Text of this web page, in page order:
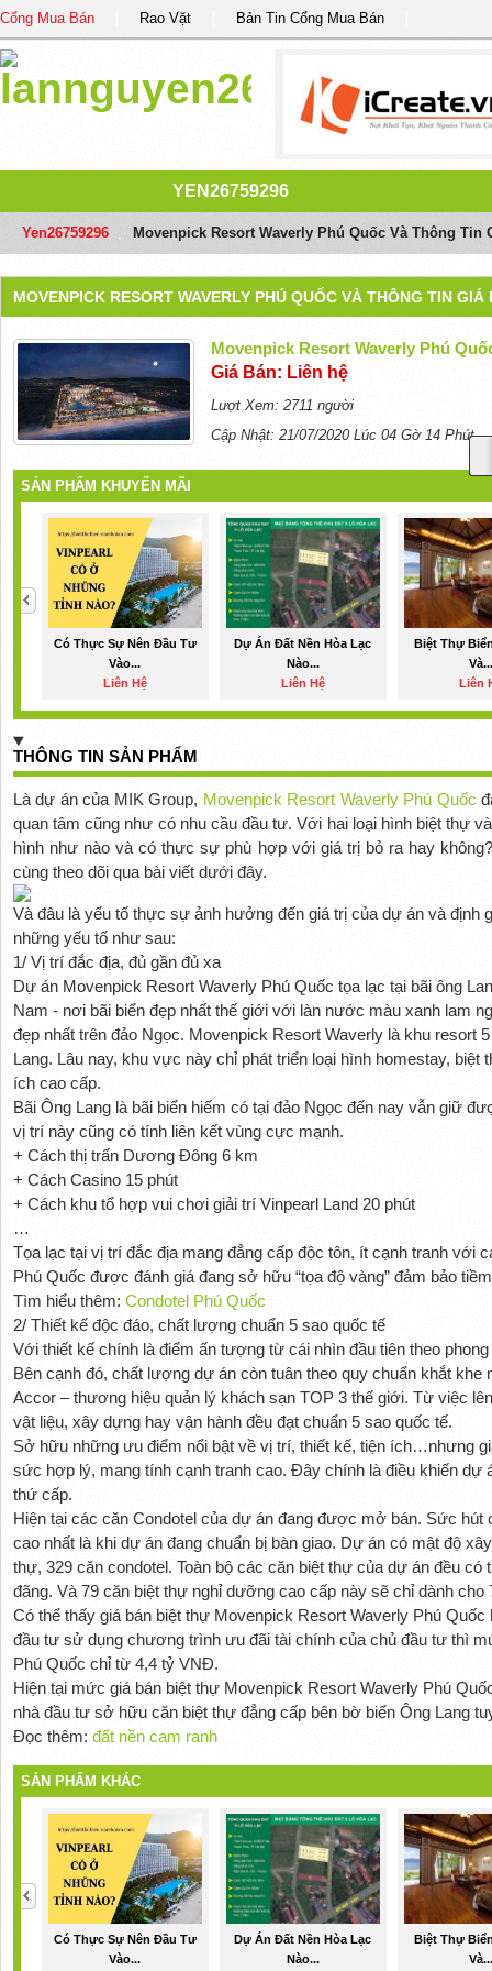
Cổng Mua Bán Rao Vặt Bản Tin Cổng Mua Bán
YEN26759296
Yen26759296 Movenpick Resort Waverly Phú Quốc Và Thông Tin
MOVENPICK RESORT WAVERLY PHÚ QUỐC VÀ THÔNG TIN GIÁ
Movenpick Resort Waverly Phú
Giá Bán: Liên hệ
Lượt Xem: 2711 người
Cập Nhật: 21/07/2020 Lúc 04 Gờ 14 Phút
SẢN PHẨM KHUYẾN MÃI
Có Thực Sự Nên Đầu Tư
Vào...
Liên Hệ
Dự Án Đất Nền Hòa Lạc
Nào...
Liên Hệ
Biệt Thự
Và...
Liên
THÔNG TIN SẢN PHẨM
Là dự án của MIK Group, Movenpick Resort Waverly Phú Quốc
quan tâm cũng như có nhu cầu đầu tư. Với hai loại hình biệt thự
hình như nào và có thực sự phù hợp với giá trị bỏ ra hay
cùng theo dõi qua bài viết dưới đây.
Và đâu là yếu tố thực sự ảnh hưởng đến giá trị của dự án và định
những yếu tố như sau:
1/ Vị trí đắc địa, đủ gần đủ xa
Dự án Movenpick Resort Waverly Phú Quốc tọa lạc tại bãi ông
Nam - nơi bãi biển đẹp nhất thế giới với làn nước màu xanh lam
đẹp nhất trên đảo Ngọc. Movenpick Resort Waverly là khu resort
Lang. Lâu nay, khu vực này chỉ phát triển loại hình homestay,
ích cao cấp.
Bãi Ông Lang là bãi biển hiếm có tại đảo Ngọc đến nay vẫn giữ
vị trí này cũng có tính liên kết vùng cực mạnh.
+ Cách thị trấn Dương Đông 6 km
+ Cách Casino 15 phút
+ Cách khu tổ hợp vui chơi giải trí Vinpearl Land 20 phút
…
Tọa lạc tại vị trí đắc địa mang đẳng cấp độc tôn, ít cạnh tranh với
Phú Quốc được đánh giá đang sở hữu “tọa độ vàng” đảm bảo
Tìm hiểu thêm: Condotel Phú Quốc
2/ Thiết kế độc đáo, chất lượng chuẩn 5 sao quốc tế
Với thiết kế chính là điểm ấn tượng từ cái nhìn đầu tiên theo
Bên cạnh đó, chất lượng dự án còn tuân theo quy chuẩn khắt khe
Accor – thương hiệu quản lý khách sạn TOP 3 thế giới. Từ việc
vật liệu, xây dựng hay vận hành đều đạt chuẩn 5 sao quốc tế.
Sở hữu những ưu điểm nổi bật về vị trí, thiết kế, tiện ích…nhưng
sức hợp lý, mang tính cạnh tranh cao. Đây chính là điều khiến dự
thứ cấp.
Hiện tại các căn Condotel của dự án đang được mở bán. Sức
cao nhất là khi dự án đang chuẩn bị bàn giao. Dự án có mật độ
thự, 329 căn condotel. Toàn bộ các căn biệt thự của dự án đều có
đãng. Và 79 căn biệt thự nghỉ dưỡng cao cấp này sẽ chỉ dành cho
Có thể thấy giá bán biệt thự Movenpick Resort Waverly Phú Quốc
đầu tư sử dụng chương trình ưu đãi tài chính của chủ đầu tư thì
Phú Quốc chỉ từ 4,4 tỷ VNĐ.
Hiện tại mức giá bán biệt thự Movenpick Resort Waverly Phú
nhà đầu tư sở hữu căn biệt thự đẳng cấp bên bờ biển Ông Lang
Đọc thêm: đất nền cam ranh
SẢN PHẨM KHÁC
Có Thực Sự Nên Đầu Tư
Vào...
Dự Án Đất Nền Hòa Lạc
Nào...
Biệt Thự
Và...